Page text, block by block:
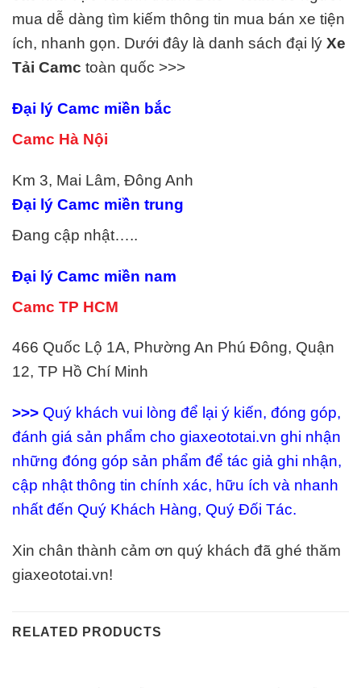
mua dễ dàng tìm kiếm thông tin mua bán xe tiện
ích, nhanh gọn. Dưới đây là danh sách đại lý Xe
Tải Camc toàn quốc >>>
Đại lý Camc miền bắc
Camc Hà Nội
Km 3, Mai Lâm, Đông Anh
Đại lý Camc miền trung
Đang cập nhật…..
Đại lý Camc miền nam
Camc TP HCM
466 Quốc Lộ 1A, Phường An Phú Đông, Quận
12, TP Hồ Chí Minh
>>> Quý khách vui lòng để lại ý kiến, đóng góp,
đánh giá sản phẩm cho giaxeototai.vn ghi nhận
những đóng góp sản phẩm để tác giả ghi nhận,
cập nhật thông tin chính xác, hữu ích và nhanh
nhất đến Quý Khách Hàng, Quý Đối Tác.
Xin chân thành cảm ơn quý khách đã ghé thăm
giaxeototai.vn!
RELATED PRODUCTS